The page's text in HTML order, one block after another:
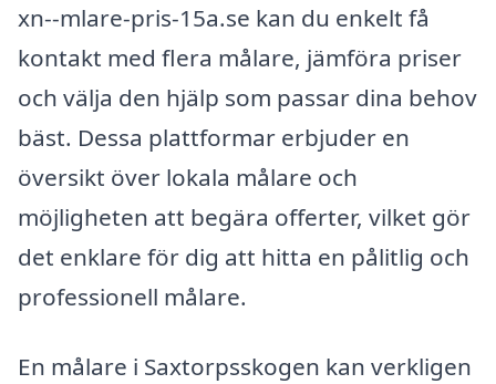
xn--mlare-pris-15a.se kan du enkelt få
kontakt med flera målare, jämföra priser
och välja den hjälp som passar dina behov
bäst. Dessa plattformar erbjuder en
översikt över lokala målare och
möjligheten att begära offerter, vilket gör
det enklare för dig att hitta en pålitlig och
professionell målare.
En målare i Saxtorpsskogen kan verkligen